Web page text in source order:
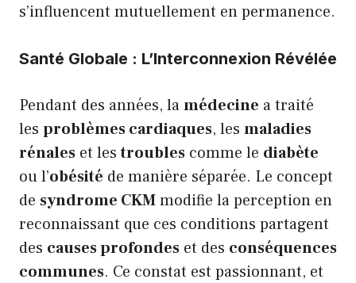
s’influencent mutuellement en permanence.
Santé Globale : L’Interconnexion Révélée
Pendant des années, lamédecine a traité
les problèmes cardiaques, les maladies
rénales et lestroubles comme le diabète
ou l’obésité de manière séparée. Le concept
de syndrome CKMmodifie la perception en
reconnaissant que ces conditions partagent
des causes profondes et des conséquences
communes. Ce constat est passionnant, et